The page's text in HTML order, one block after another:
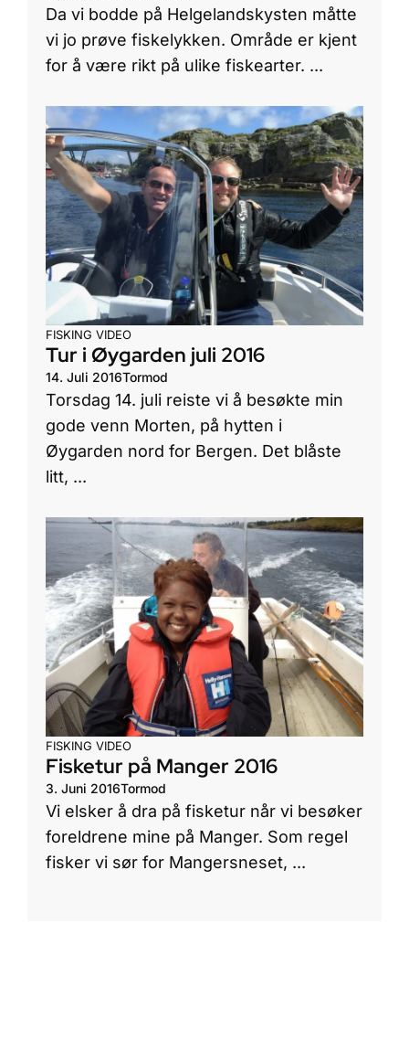
Da vi bodde på Helgelandskysten måtte
vi jo prøve fiskelykken. Område er kjent
for å være rikt på ulike fiskearter. ...
FISKING VIDEO
Tur i Øygarden juli 2016
14. Juli 2016Tormod
Torsdag 14. juli reiste vi å besøkte min
gode venn Morten, på hytten i
Øygarden nord for Bergen. Det blåste
litt, ...
FISKING VIDEO
Fisketur på Manger 2016
3. Juni 2016Tormod
Vi elsker å dra på fisketur når vi besøker
foreldrene mine på Manger. Som regel
fisker vi sør for Mangersneset, ...